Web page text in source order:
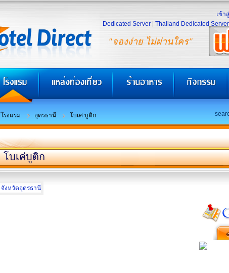
"จองง่าย ไม่ผ่านใคร"
เข้า
Dedicated Server
Thailand Dedicated Server
โรงแรม อุดรธานี โบเค่ บูติก
โบเค่บูติก